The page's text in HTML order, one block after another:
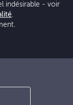
indésirable - voir
.